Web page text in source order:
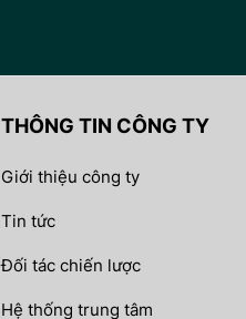
THÔNG TIN CÔNG TY
Giới thiệu công ty
Tin tức
Đối tác chiến lược
Hệ thống trung tâm